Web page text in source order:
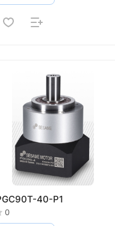
40-P1
0